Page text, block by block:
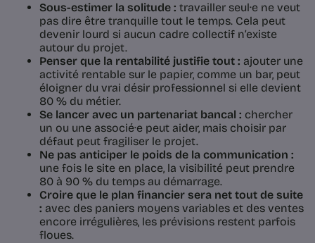
Sous-estimer la solitude : travailler seul·e ne veut
pas dire être tranquille tout le temps. Cela peut
devenir lourd si aucun cadre collectif n’existe
autour du projet.
Penser que la rentabilité justifie tout : ajouter une
activité rentable sur le papier, comme un bar, peut
éloigner du vrai désir professionnel si elle devient
80 % du métier.
Se lancer avec un partenariat bancal : chercher
un ou une associé·e peut aider, mais choisir par
défaut peut fragiliser le projet.
Ne pas anticiper le poids de la communication :
une fois le site en place, la visibilité peut prendre
80 à 90 % du temps au démarrage.
Croire que le plan financier sera net tout de suite
: avec des paniers moyens variables et des ventes
encore irrégulières, les prévisions restent parfois
floues.